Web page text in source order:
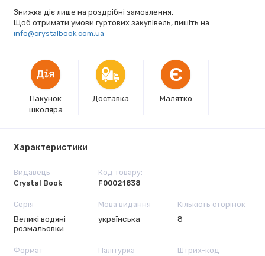
Знижка діє лише на роздрібні замовлення.
Щоб отримати умови гуртових закупівель, пишіть на
info@crystalbook.com.ua
Пакунок
школяра
Доставка
Є
Малятко
Характеристики
Видавець
Crystal Book
Код товару:
F00021838
Серія
Великі водяні
розмальовки
Мова видання
українська
Кількість сторінок
8
Формат Палітурка Штрих-код